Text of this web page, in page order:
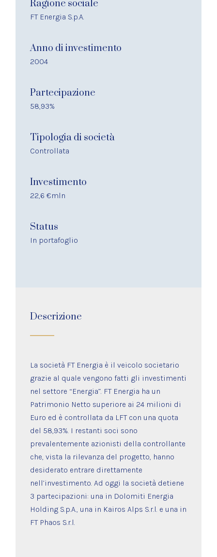
Ragione sociale
FT Energia S.p.A.
Anno di investimento
2004
Partecipazione
58,93%
Tipologia di società
Controllata
Investimento
22,6 €mln
Status
In portafoglio
Descrizione
La società FT Energia è il veicolo societario
grazie al quale vengono fatti gli investimenti
nel settore “Energia”. FT Energia ha un
Patrimonio Netto superiore ai 24 milioni di
Euro ed è controllata da LFT con una quota
del 58,93%. I restanti soci sono
prevalentemente azionisti della controllante
che, vista la rilevanza del progetto, hanno
desiderato entrare direttamente
nell’investimento. Ad oggi la società detiene
3 partecipazioni: una in Dolomiti Energia
Holding S.p.A., una in Kairos Alps S.r.l. e una in
FT Phaos S.r.l.